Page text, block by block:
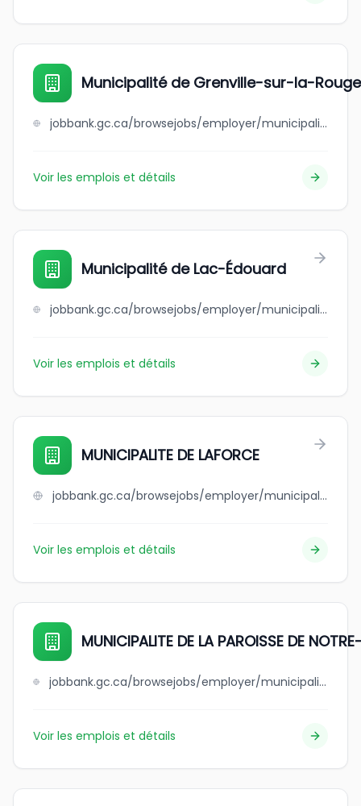
Municipalité de Grenville-sur-la-Rouge
jobbank.gc.ca/browsejobs/employer/municipalit%C3%A9+de+grenville-sur-la-rouge/ca
Voir les emplois et détails
Municipalité de Lac-Édouard
jobbank.gc.ca/browsejobs/employer/municipalit%C3%A9+de+lac-%C3%A9douard/ca
Voir les emplois et détails
MUNICIPALITE DE LAFORCE
jobbank.gc.ca/browsejobs/employer/municipalite+de+laforce/ca
Voir les emplois et détails
MUNICIPALITE DE LA PAROISSE DE
jobbank.gc.ca/browsejobs/employer/municipalite+de+la+paroisse+de+notre-dame-des-pins/ca
Voir les emplois et détails